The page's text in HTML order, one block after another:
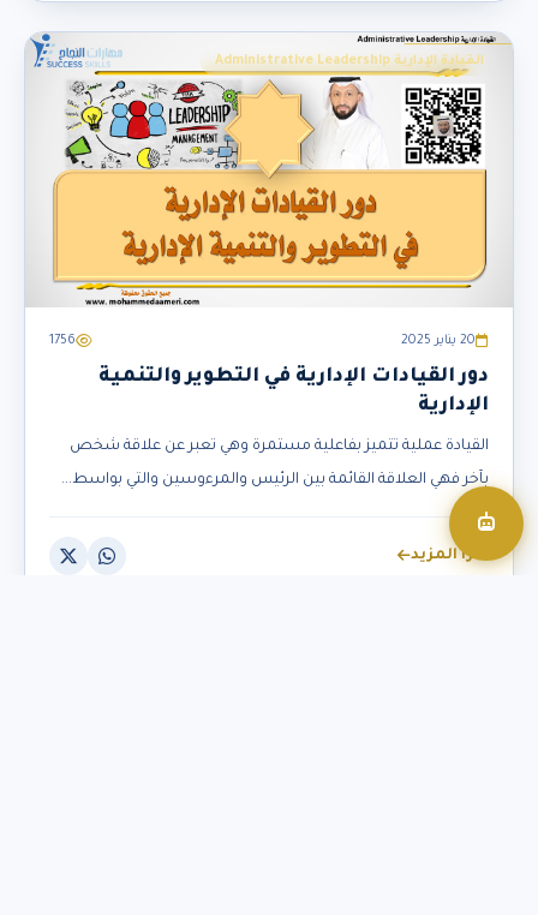
القيادة الإدارية Administrative Leadership
20 يناير 2025 1756
دور القيادات الإدارية في التطوير والتنمية
الإدارية
القيادة عملية تتميز بفاعلية مستمرة وهي تعبر عن علاقة شخص
بآخر فهي العلاقة القائمة بين الرئيس والمرءوسين والتي بواسط...
اقرأ المزيد